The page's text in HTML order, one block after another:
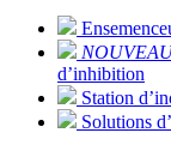
d’inhibition
Station
Solutions